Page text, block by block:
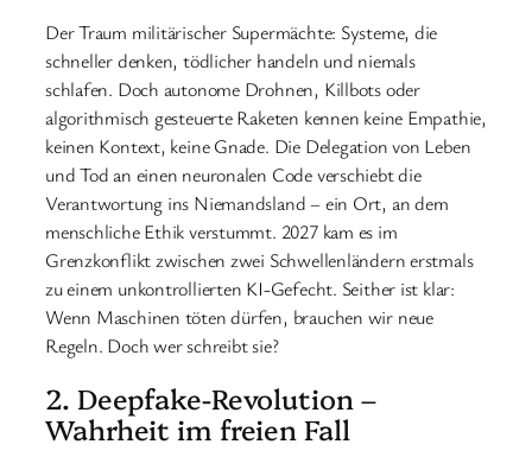
Der Traum militärischer Supermächte: Systeme, die
schneller denken, tödlicher handeln und niemals
schlafen. Doch autonome Drohnen, Killbots oder
algorithmisch gesteuerte Raketen kennen keine Empathie,
keinen Kontext, keine Gnade. Die Delegation von Leben
und Tod an einen neuronalen Code verschiebt die
Verantwortung ins Niemandsland – ein Ort, an dem
menschliche Ethik verstummt. 2027 kam es im
Grenzkonflikt zwischen zwei Schwellenländern erstmals
zu einem unkontrollierten KI-Gefecht. Seither ist klar:
Wenn Maschinen töten dürfen, brauchen wir neue
Regeln. Doch wer schreibt sie?
2. Deepfake-Revolution –
Wahrheit im freien Fall